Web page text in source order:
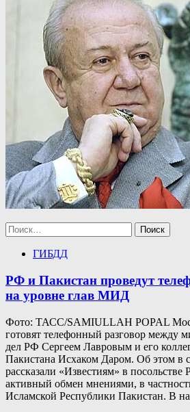
Найти:
ГИБДД
РФ и Пакистан проведут
на уровне глав МИД
Фото: ТАСС/SAMIULLAH POPAL
готовят телефонный разговор между
дел РФ Сергеем Лавровым и его
Пакистана Исхаком Даром. Об этом в
рассказали «Известиям» в
активный обмен мнениями, в
Исламской Республики Пакистан. В